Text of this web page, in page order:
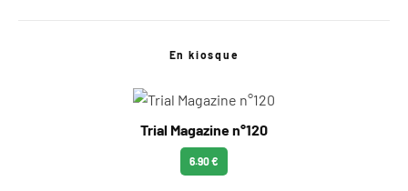
En kiosque
Trial Magazine n°120
6.90 €